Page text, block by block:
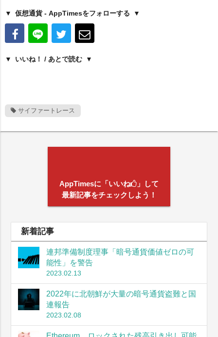
仮想通貨 - AppTimesをフォローする
いいね！ / あとで読む
サイファートレース
AppTimesに「いいね
」して
最新記事をチェックしよう！
新着記事
連邦準備制度理事「暗号通貨価値ゼロの可
能性」を警告
2023.02.13
2022年に北朝鮮が大量の暗号通貨盗難と国
連報告
2023.02.08